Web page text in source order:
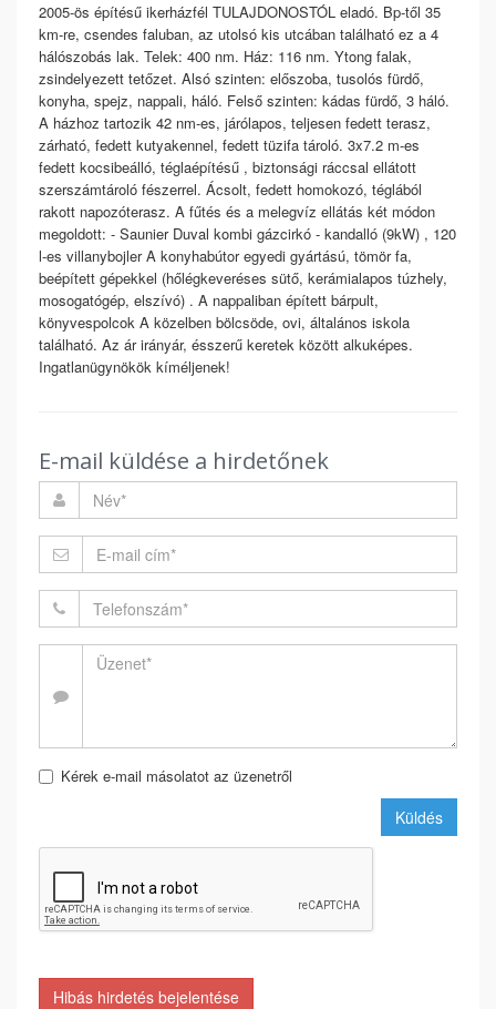
2005-ös építésű ikerházfél TULAJDONOSTÓL eladó. Bp-től 35
km-re, csendes faluban, az utolsó kis utcában található ez a 4
hálószobás lak. Telek: 400 nm. Ház: 116 nm. Ytong falak,
zsindelyezett tetőzet. Alsó szinten: előszoba, tusolós fürdő,
konyha, spejz, nappali, háló. Felső szinten: kádas fürdő, 3 háló.
A házhoz tartozik 42 nm-es, járólapos, teljesen fedett terasz,
zárható, fedett kutyakennel, fedett tüzifa tároló. 3x7.2 m-es
fedett kocsibeálló, téglaépítésű , biztonsági ráccsal ellátott
szerszámtároló fészerrel. Ácsolt, fedett homokozó, téglából
rakott napozóterasz. A fűtés és a melegvíz ellátás két módon
megoldott: - Saunier Duval kombi gázcirkó - kandalló (9kW) , 120
l-es villanybojler A konyhabútor egyedi gyártású, tömör fa,
beépített gépekkel (hőlégkeveréses sütő, kerámialapos túzhely,
mosogatógép, elszívó) . A nappaliban épített bárpult,
könyvespolcok A közelben bölcsöde, ovi, általános iskola
található. Az ár irányár, ésszerű keretek között alkuképes.
Ingatlanügynökök kíméljenek!
E-mail küldése a hirdetőnek
Kérek e-mail másolatot az üzenetről
Küldés
Hibás hirdetés bejelentése